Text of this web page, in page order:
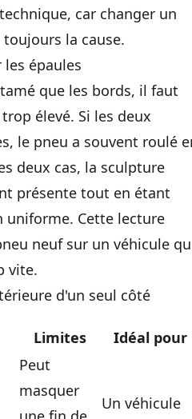
car changer un
la cause.
épaules
que les bords, il faut
élevé. Si les deux
le pneu a souvent roulé
deux cas, la sculpture
présente tout en étant
uniforme. Cette lecture
neuf sur un véhicule
vite.
d'un seul côté
Limites Idéal pour
Peut
masquer
Un véhicule